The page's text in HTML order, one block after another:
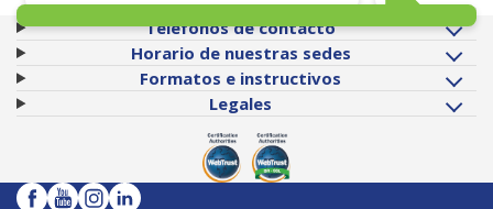
Teléfonos de contacto
Horario de nuestras sedes
Formatos e instructivos
Legales